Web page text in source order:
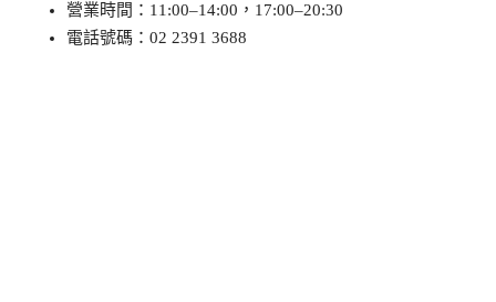
營業時間：11:00–14:00，17:00–20:30
電話號碼：02 2391 3688